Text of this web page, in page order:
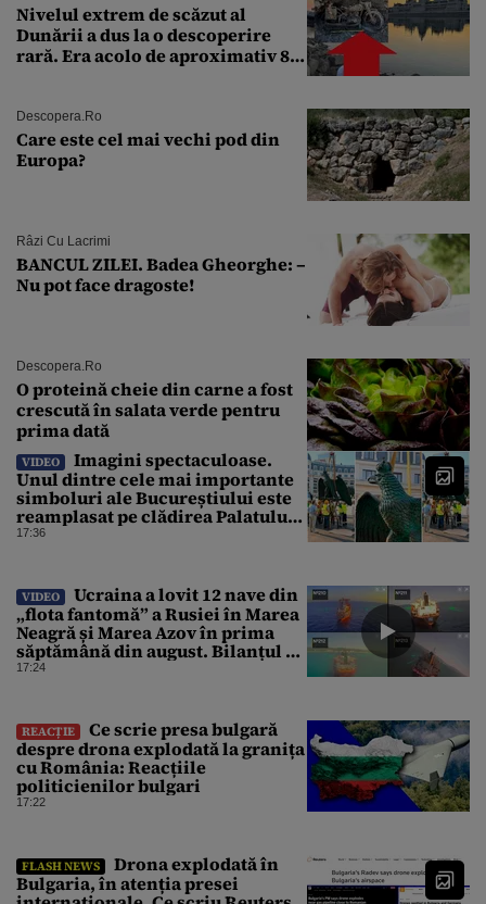
Nivelul extrem de scăzut al
Dunării a dus la o descoperire
rară. Era acolo de aproximativ 80
Descopera.ro
Care este cel mai vechi pod din
Europa?
Râzi Cu Lacrimi
BANCUL ZILEI. Badea Gheorghe: –
Nu pot face dragoste!
Descopera.ro
O proteină cheie din carne a fost
crescută în salata verde pentru
prima dată
VIDEO
Imagini spectaculoase.
Unul dintre cele mai importante
simboluri ale Bucureștiului este
reamplasat pe clădirea Palatului
Universității
17:36
VIDEO
Ucraina a lovit 12 nave din
„flota fantomă” a Rusiei în Marea
Neagră și Marea Azov în prima
săptămână din august. Bilanțul a
ajuns la 218
17:24
REACȚIE
Ce scrie presa bulgară
despre drona explodată la granița
cu România: Reacțiile
politicienilor bulgari
17:22
FLASH NEWS
Drona explodată în
Bulgaria, în atenția presei